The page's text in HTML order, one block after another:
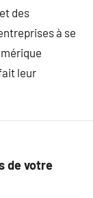
des
à se
leur
de votre